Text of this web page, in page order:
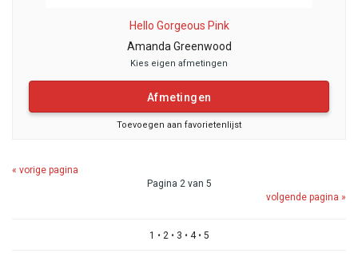
Hello Gorgeous Pink
Amanda Greenwood
Kies eigen afmetingen
Afmetingen
Toevoegen aan favorietenlijst
« vorige pagina
Pagina 2 van 5
volgende pagina »
1 • 2• 3 • 4• 5